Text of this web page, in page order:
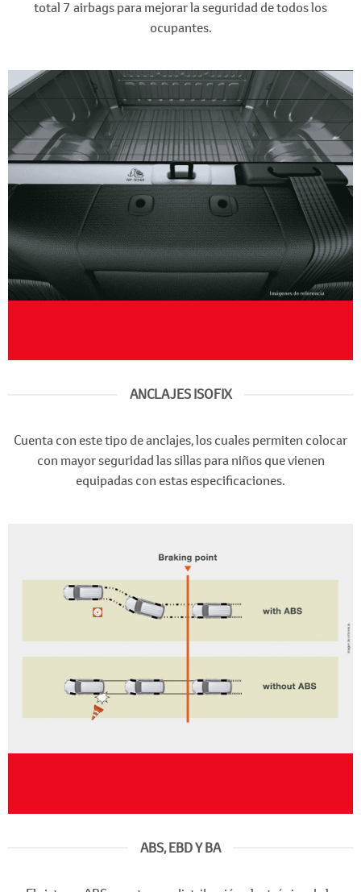
total 7 airbags para mejorar la seguridad de todos los
ocupantes.
ANCLAJES ISOFIX
Cuenta con este tipo de anclajes, los cuales permiten colocar
con mayor seguridad las sillas para niños que vienen
equipadas con estas especificaciones.
ABS, EBD Y BA